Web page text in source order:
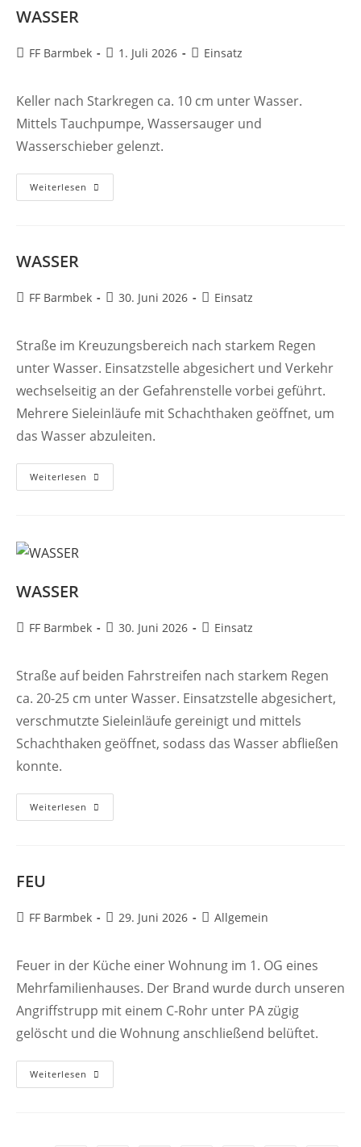
WASSER
Beitrags-
FF Barmbek
Beitrag
1. Juli 2026
Beitrags-
Einsatz
Keller nach Starkregen ca. 10 cm unter Wasser.
Mittels Tauchpumpe, Wassersauger und
Wasserschieber gelenzt.
Weiterlesen
WASSER
Beitrags-
FF Barmbek
Beitrag
30. Juni 2026
Beitrags-
Einsatz
Straße im Kreuzungsbereich nach starkem Regen
unter Wasser. Einsatzstelle abgesichert und Verkehr
wechselseitig an der Gefahrenstelle vorbei geführt.
Mehrere Sieleinläufe mit Schachthaken geöffnet, um
das Wasser abzuleiten.
Weiterlesen
WASSER
Beitrags-
FF Barmbek
Beitrag
30. Juni 2026
Beitrags-
Einsatz
Straße auf beiden Fahrstreifen nach starkem Regen
ca. 20-25 cm unter Wasser. Einsatzstelle abgesichert,
verschmutzte Sieleinläufe gereinigt und mittels
Schachthaken geöffnet, sodass das Wasser abfließen
konnte.
Weiterlesen
FEU
Beitrags-
FF Barmbek
Beitrag
29. Juni 2026
Beitrags-
Allgemein
Feuer in der Küche einer Wohnung im 1. OG eines
Mehrfamilienhauses. Der Brand wurde durch unseren
Angriffstrupp mit einem C-Rohr unter PA zügig
gelöscht und die Wohnung anschließend belüftet.
Weiterlesen